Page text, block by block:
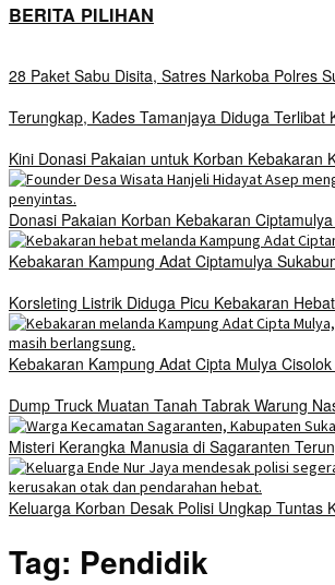
BERITA PILIHAN
28 Paket Sabu Disita, Satres Narkoba Polres
Terungkap, Kades Tamanjaya Diduga
Kini Donasi Pakaian untuk Korban Kebakaran
Donasi Pakaian Korban Kebakaran
Kebakaran Kampung Adat Ciptamulya
Korsleting Listrik Diduga Picu Kebakaran
Kebakaran Kampung Adat Cipta Mulya
Dump Truck Muatan Tanah Tabrak Warung
Misteri Kerangka Manusia di Sagaranten
Keluarga Korban Desak Polisi Ungkap Tuntas
Tag: Pendidik